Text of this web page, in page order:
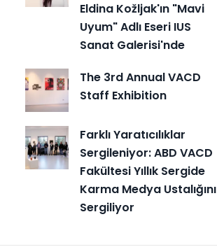
Eldina Kožljak'ın "Mavi
Uyum" Adlı Eseri IUS
Sanat Galerisi'nde
The 3rd Annual VACD
Staff Exhibition
Farklı Yaratıcılıklar
Sergileniyor: ABD VACD
Fakültesi Yıllık Sergide
Karma Medya Ustalığını
Sergiliyor